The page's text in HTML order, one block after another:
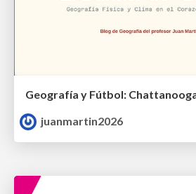
juanmartin2026